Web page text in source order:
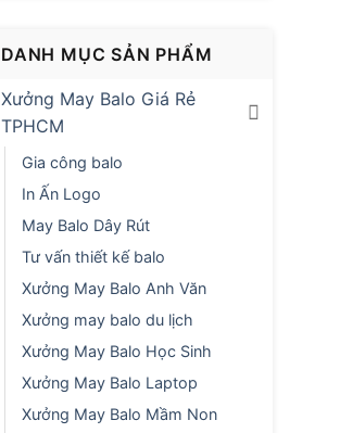
DANH MỤC SẢN PHẨM
Xưởng May Balo Giá Rẻ
TPHCM
Gia công balo
In Ấn Logo
May Balo Dây Rút
Tư vấn thiết kế balo
Xưởng May Balo Anh Văn
Xưởng may balo du lịch
Xưởng May Balo Học Sinh
Xưởng May Balo Laptop
Xưởng May Balo Mầm Non